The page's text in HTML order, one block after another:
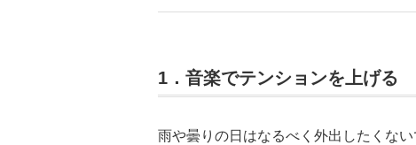
1．音楽でテンションを上げる
雨や曇りの日はなるべく外出したくな